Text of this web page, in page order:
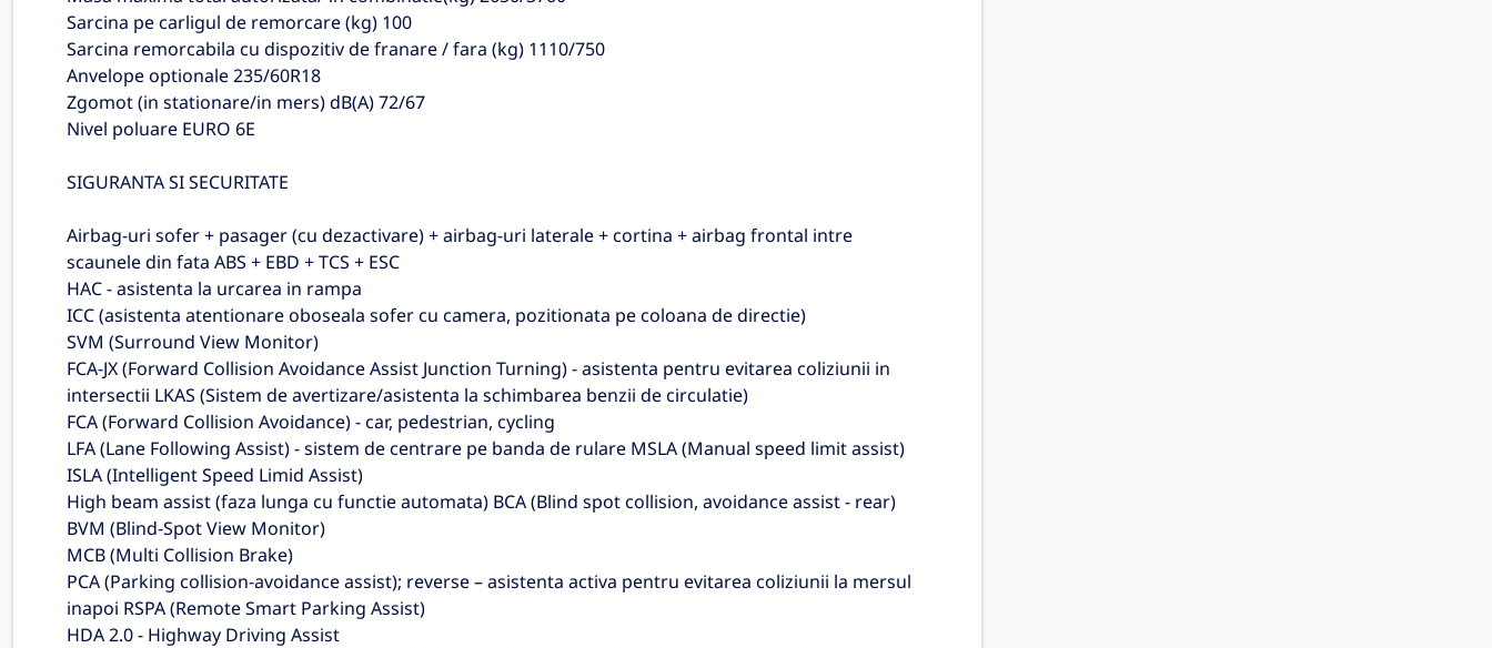
Sarcina pe carligul de remorcare (kg) 100
Sarcina remorcabila cu dispozitiv de franare / fara (kg) 1110/750
Anvelope optionale 235/60R18
Zgomot (in stationare/in mers) dB(A) 72/67
Nivel poluare EURO 6E
SIGURANTA SI SECURITATE
Airbag-uri sofer + pasager (cu dezactivare) + airbag-uri laterale + cortina + airbag frontal intre
scaunele din fata ABS + EBD + TCS + ESC
HAC - asistenta la urcarea in rampa
ICC (asistenta atentionare oboseala sofer cu camera, pozitionata pe coloana de directie)
SVM (Surround View Monitor)
FCA-JX (Forward Collision Avoidance Assist Junction Turning) - asistenta pentru evitarea coliziunii in
intersectii LKAS (Sistem de avertizare/asistenta la schimbarea benzii de circulatie)
FCA (Forward Collision Avoidance) - car, pedestrian, cycling
LFA (Lane Following Assist) - sistem de centrare pe banda de rulare MSLA (Manual speed limit assist)
ISLA (Intelligent Speed Limid Assist)
High beam assist (faza lunga cu functie automata) BCA (Blind spot collision, avoidance assist - rear)
BVM (Blind-Spot View Monitor)
MCB (Multi Collision Brake)
PCA (Parking collision-avoidance assist); reverse – asistenta activa pentru evitarea coliziunii la mersul
inapoi RSPA (Remote Smart Parking Assist)
HDA 2.0 - Highway Driving Assist